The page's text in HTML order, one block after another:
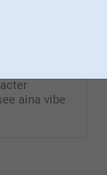
ja
photo
aina vibe